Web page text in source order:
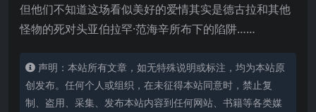
但他们不知道这场看似美好的爱情其实是德古拉和其他
怪物的死对头亚伯拉罕·范海辛所布下的陷阱……
声明：本站所有文章，如无特殊说明或标注，均为本站原
创发布。任何个人或组织，在未征得本站同意时，禁止复
制、盗用、采集、发布本站内容到任何网站、书籍等各类媒